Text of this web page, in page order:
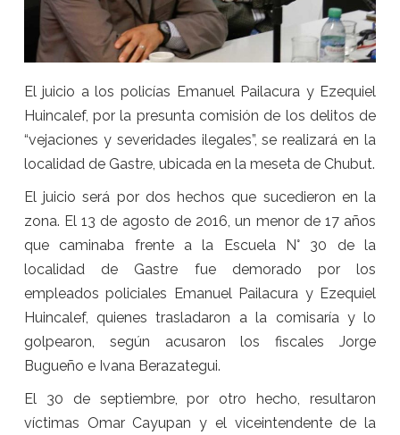
El juicio a los policías Emanuel Pailacura y Ezequiel
Huincalef, por la presunta comisión de los delitos de
“vejaciones y severidades ilegales”, se realizará en la
localidad de Gastre, ubicada en la meseta de Chubut.
El juicio será por dos hechos que sucedieron en la
zona. El 13 de agosto de 2016, un menor de 17 años
que caminaba frente a la Escuela N° 30 de la
localidad de Gastre fue demorado por los
empleados policiales Emanuel Pailacura y Ezequiel
Huincalef, quienes trasladaron a la comisaría y lo
golpearon, según acusaron los fiscales Jorge
Bugueño e Ivana Berazategui.
El 30 de septiembre, por otro hecho, resultaron
víctimas Omar Cayupan y el viceintendente de la